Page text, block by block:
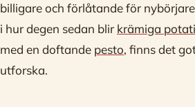
billigare och förlåtande för
i hur degen sedan blir krämiga
med en doftande pesto, finns det
utforska.